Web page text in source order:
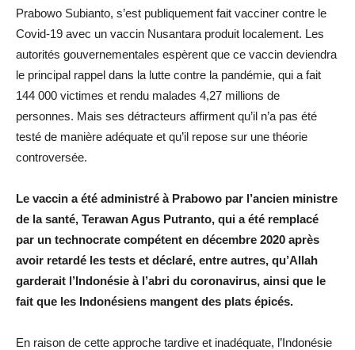
Prabowo Subianto, s’est publiquement fait vacciner contre le
Covid-19 avec un vaccin Nusantara produit localement. Les
autorités gouvernementales espèrent que ce vaccin deviendra
le principal rappel dans la lutte contre la pandémie, qui a fait
144 000 victimes et rendu malades 4,27 millions de
personnes. Mais ses détracteurs affirment qu’il n’a pas été
testé de manière adéquate et qu’il repose sur une théorie
controversée.
Le vaccin a été administré à Prabowo par l’ancien ministre
de la santé, Terawan Agus Putranto, qui a été remplacé
par un technocrate compétent en décembre 2020 après
avoir retardé les tests et déclaré, entre autres, qu’Allah
garderait l’Indonésie à l’abri du coronavirus, ainsi que le
fait que les Indonésiens mangent des plats épicés.
En raison de cette approche tardive et inadéquate, l’Indonésie